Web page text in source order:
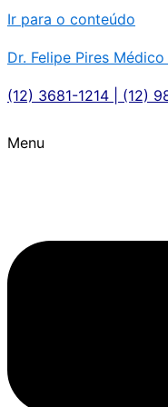
Ir para o conteúdo
Dr. Felipe Pires
(12) 3681-1214 | (12)
Menu